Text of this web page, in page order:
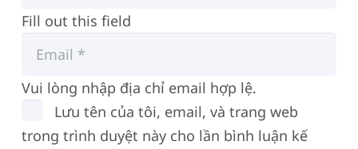
Fill out this field
Vui lòng nhập địa chỉ email hợp lệ.
Lưu tên của tôi, email, và trang web
trong trình duyệt này cho lần bình luận kế